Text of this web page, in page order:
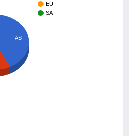
EU
SA
AS